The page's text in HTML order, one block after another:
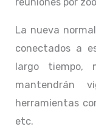
La nueva
conectados a
largo tiempo,
mantendrán
herramientas
etc.